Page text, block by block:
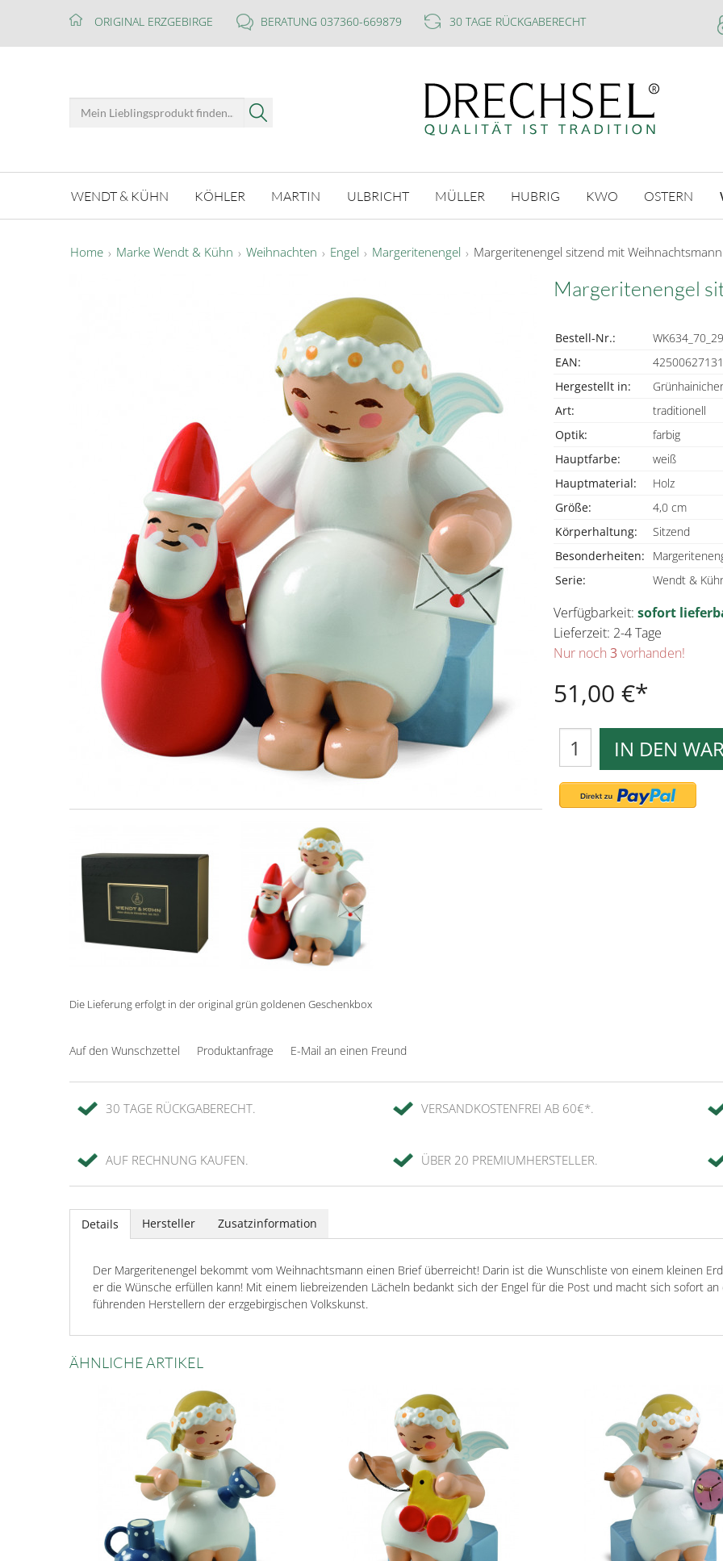
ORIGINAL ERZGEBIRGE BERATUNG 037360-669879 30 TAGE RÜCKGABERECHT
WENDT & KÜHN KÖHLER MARTIN ULBRICHT MÜLLER HUBRIG KWO OSTERN
Home Marke Wendt & Kühn Weihnachten Engel Margeritenengel Margeritenengel sitzend mit Weihnachtsmann
Die Lieferung erfolgt in der original grün goldenen Geschenkbox
Margeritenengel
Bestell-Nr.:
WK634_70_29
EAN:
Hergestellt in:
Art:
traditionell
Optik:
farbig
Hauptfarbe:
weiß
Hauptmaterial:
Holz
Größe:
4,0 cm
Körperhaltung:
Sitzend
Besonderheiten:
Serie:
Wendt &
Verfügbarkeit: sofort
Lieferzeit: 2-4 Tage
Nur noch 3vorhanden!
51,00 €
IN DEN
Auf den Wunschzettel Produktanfrage E-Mail an einen Freund
30 TAGE RÜCKGABERECHT. VERSANDKOSTENFREI AB 60€*.
AUF RECHNUNG KAUFEN. ÜBER 20 PREMIUMHERSTELLER.
Details Hersteller Zusatzinformation
Der Margeritenengel bekommt vom Weihnachtsmann einen Brief überreicht! Darin ist die Wunschliste von einem kleinen
er die Wünsche erfüllen kann! Mit einem liebreizenden Lächeln bedankt sich der Engel für die Post und macht sich sofort
führenden Herstellern der erzgebirgischen Volkskunst.
ÄHNLICHE ARTIKEL